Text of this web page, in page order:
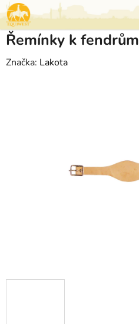
Přejít
na
obsah
Řemínky k
Značka: Lakota